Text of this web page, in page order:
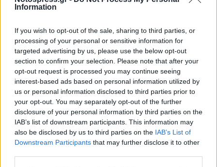
Information
If you wish to opt-out of the sale, sharing to third parties, or
processing of your personal or sensitive information for
targeted advertising by us, please use the below opt-out
section to confirm your selection. Please note that after your
opt-out request is processed you may continue seeing
interest-based ads based on personal information utilized by
us or personal information disclosed to third parties prior to
your opt-out. You may separately opt-out of the further
disclosure of your personal information by third parties on the
IAB’s list of downstream participants. This information may
also be disclosed by us to third parties on the IAB’s List of
Downstream Participants that may further disclose it to other
Κωνσταντίνα Σ. Αμανατίδη
ΤηνΚυριακή 5 ΙουλίουστονΙερό Ναό Αγίου
Νικολάουστη Σκούρατελείται τοετήσιο
μνημόσυνοτης Κωνσταντίνας Σ. Αμανατίδη. Στο
μνημόσυνο καλούν για συμπροσευχή τα τέκνα
της Χριστίνα - Χρήστος, Μαρία (Χήρα) Κυριάκου,
π αδερφός της Πέτρος, τα εγγόνια της, τα ανίψια
της και οι λοιποί συγγενείς της.